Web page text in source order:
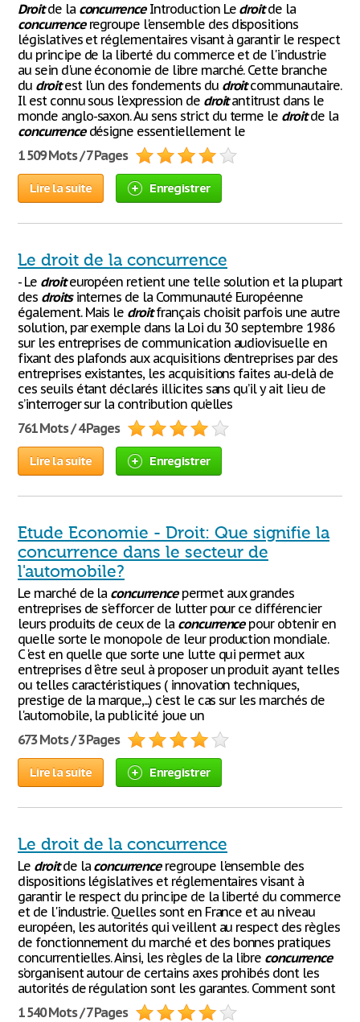
Droitde la concurrenceIntroduction Le droitde la
concurrenceregroupe l'ensemble des dispositions
législatives et réglementaires visant à garantir le respect
du principe de la liberté du commerce et de l'industrie
au sein d'une économie de libre marché. Cette branche
du droitest l'un des fondements du droitcommunautaire.
Il est connu sous l'expression de droitantitrust dans le
monde anglo-saxon. Au sens strict du terme le droitde la
concurrencedésigne essentiellement le
1 509 Mots / 7 Pages
Lire la suite Enregistrer
Le droit de la concurrence
- Le droiteuropéen retient une telle solution et la plupart
des droitsinternes de la Communauté Européenne
également. Mais le droitfrançais choisit parfois une autre
solution, par exemple dans la Loi du 30 septembre 1986
sur les entreprises de communication audiovisuelle en
fixant des plafonds aux acquisitions d’entreprises par des
entreprises existantes, les acquisitions faites au-delà de
ces seuils étant déclarés illicites sans qu’il y ait lieu de
s’interroger sur la contribution qu’elles
761 Mots / 4 Pages
Lire la suite Enregistrer
Etude Economie - Droit: Que signifie la
concurrence dans le secteur de
l'automobile?
Le marché de la concurrencepermet aux grandes
entreprises de s'efforcer de lutter pour ce différencier
leurs produits de ceux de la concurrencepour obtenir en
quelle sorte le monopole de leur production mondiale.
C 'est en quelle que sorte une lutte qui permet aux
entreprises d 'être seul à proposer un produit ayant telles
ou telles caractéristiques ( innovation techniques,
prestige de la marque,...) c'est le cas sur les marchés de
l'automobile, la publicité joue un
673 Mots / 3 Pages
Lire la suite Enregistrer
Le droit de la concurrence
Le droitde la concurrenceregroupe l'ensemble des
dispositions législatives et réglementaires visant à
garantir le respect du principe de la liberté du commerce
et de l'industrie. Quelles sont en France et au niveau
européen, les autorités qui veillent au respect des règles
de fonctionnement du marché et des bonnes pratiques
concurrentielles. Ainsi, les règles de la libre concurrence
s’organisent autour de certains axes prohibés dont les
autorités de régulation sont les garantes. Comment sont
1 540 Mots / 7 Pages